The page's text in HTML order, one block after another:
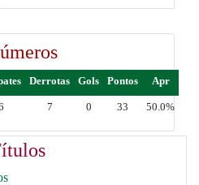
Derrotas Gols Pontos Apr
7 0 33 50.0%